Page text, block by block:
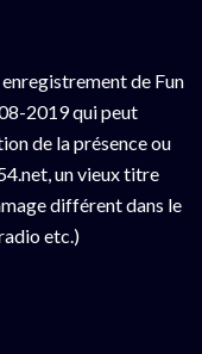
de Fun
2019 qui peut
de la présence ou
un vieux titre
différent dans le
etc.)